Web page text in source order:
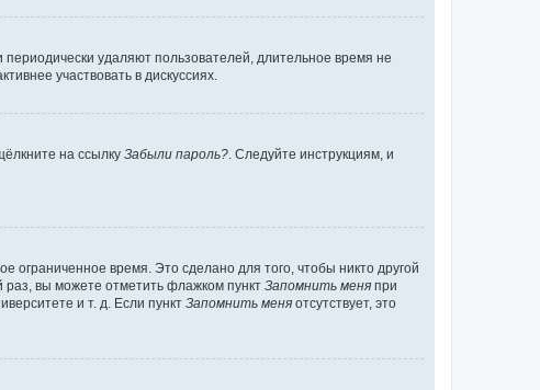
удаляют пользователей, длительное время не
участвовать в дискуссиях.
на ссылку Забыли пароль? . Следуйте инструкциям, и
ограниченное время. Это сделано для того, чтобы никто другой
раз, вы можете отметить флажком пункт Запомнить меня при
и т. д. Если пункт Запомнить меня отсутствует, это